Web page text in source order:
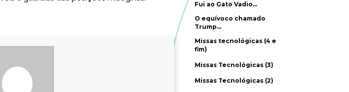
Fui ao Gato Vadio…
O equívoco chamado
Trump…
Missas tecnológicas (4 e
fim)
Missas Tecnológicas (3)
Missas Tecnológicas (2)